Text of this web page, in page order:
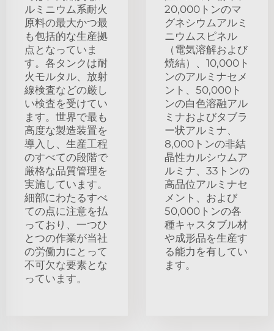
ルミニウム系耐火
原料の最大かつ最
も包括的な生産拠
点となっていま
す。各タンクは耐
火モルタル、放射
線検査などの厳し
い検査を受けてい
ます。世界で最も
高度な製造装置を
導入し、生産工程
のすべての段階で
厳格な品質管理を
実施しています。
細部にわたるすべ
ての点に注意を払
っており、一つひ
とつの作業が当社
の労働力にとって
不可欠な要素とな
っています。
20,000トンのマ
グネシウムアルミ
ニウムスピネル
（電気溶解および
焼結）、10,000ト
ンのアルミナセメ
ント、50,000ト
ンの白色溶融アル
ミナおよびタブラ
ー状アルミナ、
8,000トンの非結
晶性カルシウムア
ルミナ、33トンの
高品位アルミナセ
メント、および
50,000トンの各
種キャスタブル材
や成形品を生産す
る能力を有してい
ます。